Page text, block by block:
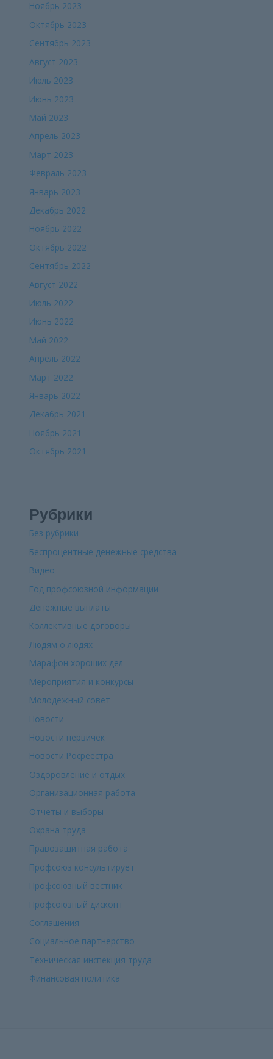
Ноябрь 2023
Октябрь 2023
Сентябрь 2023
Август 2023
Июль 2023
Июнь 2023
Май 2023
Апрель 2023
Март 2023
Февраль 2023
Январь 2023
Декабрь 2022
Ноябрь 2022
Октябрь 2022
Сентябрь 2022
Август 2022
Июль 2022
Июнь 2022
Май 2022
Апрель 2022
Март 2022
Январь 2022
Декабрь 2021
Ноябрь 2021
Октябрь 2021
Рубрики
Без рубрики
Беспроцентные денежные средства
Видео
Год профсоюзной информации
Денежные выплаты
Коллективные договоры
Людям о людях
Марафон хороших дел
Мероприятия и конкурсы
Молодежный совет
Новости
Новости первичек
Новости Росреестра
Оздоровление и отдых
Организационная работа
Отчеты и выборы
Охрана труда
Правозащитная работа
Профсоюз консультирует
Профсоюзный вестник
Профсоюзный дисконт
Соглашения
Социальное партнерство
Техническая инспекция труда
Финансовая политика